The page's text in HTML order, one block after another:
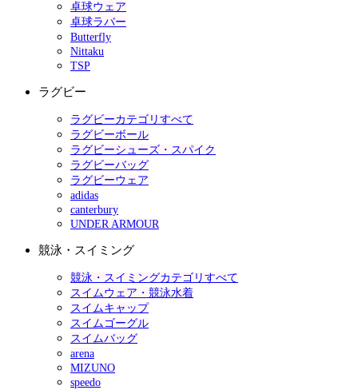
卓球ウェア
卓球ラバー
Butterfly
Nittaku
TSP
ラグビー
ラグビーカテゴリすべて
ラグビーボール
ラグビーシューズ・スパイク
ラグビーバッグ
ラグビーウェア
adidas
canterbury
UNDER ARMOUR
競泳・スイミング
競泳・スイミングカテゴリすべて
スイムウェア・競泳水着
スイムキャップ
スイムゴーグル
スイムバッグ
arena
MIZUNO
speedo